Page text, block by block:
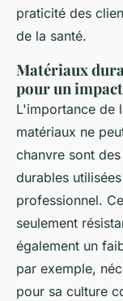
praticité des
de la santé.
Matériaux
pour un
L'importance de
matériaux ne
chanvre sont
durables
professionnel.
seulement
également un
par exemple,
pour sa culture